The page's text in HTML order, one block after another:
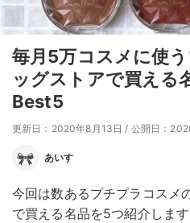
毎月5万コスメに使
ッグストアで買える
Best5
更新日：2020年8月13日 / 公開日：
あいす
今回は数あるプチプラコスメ
で買える名品を5つ紹介しま